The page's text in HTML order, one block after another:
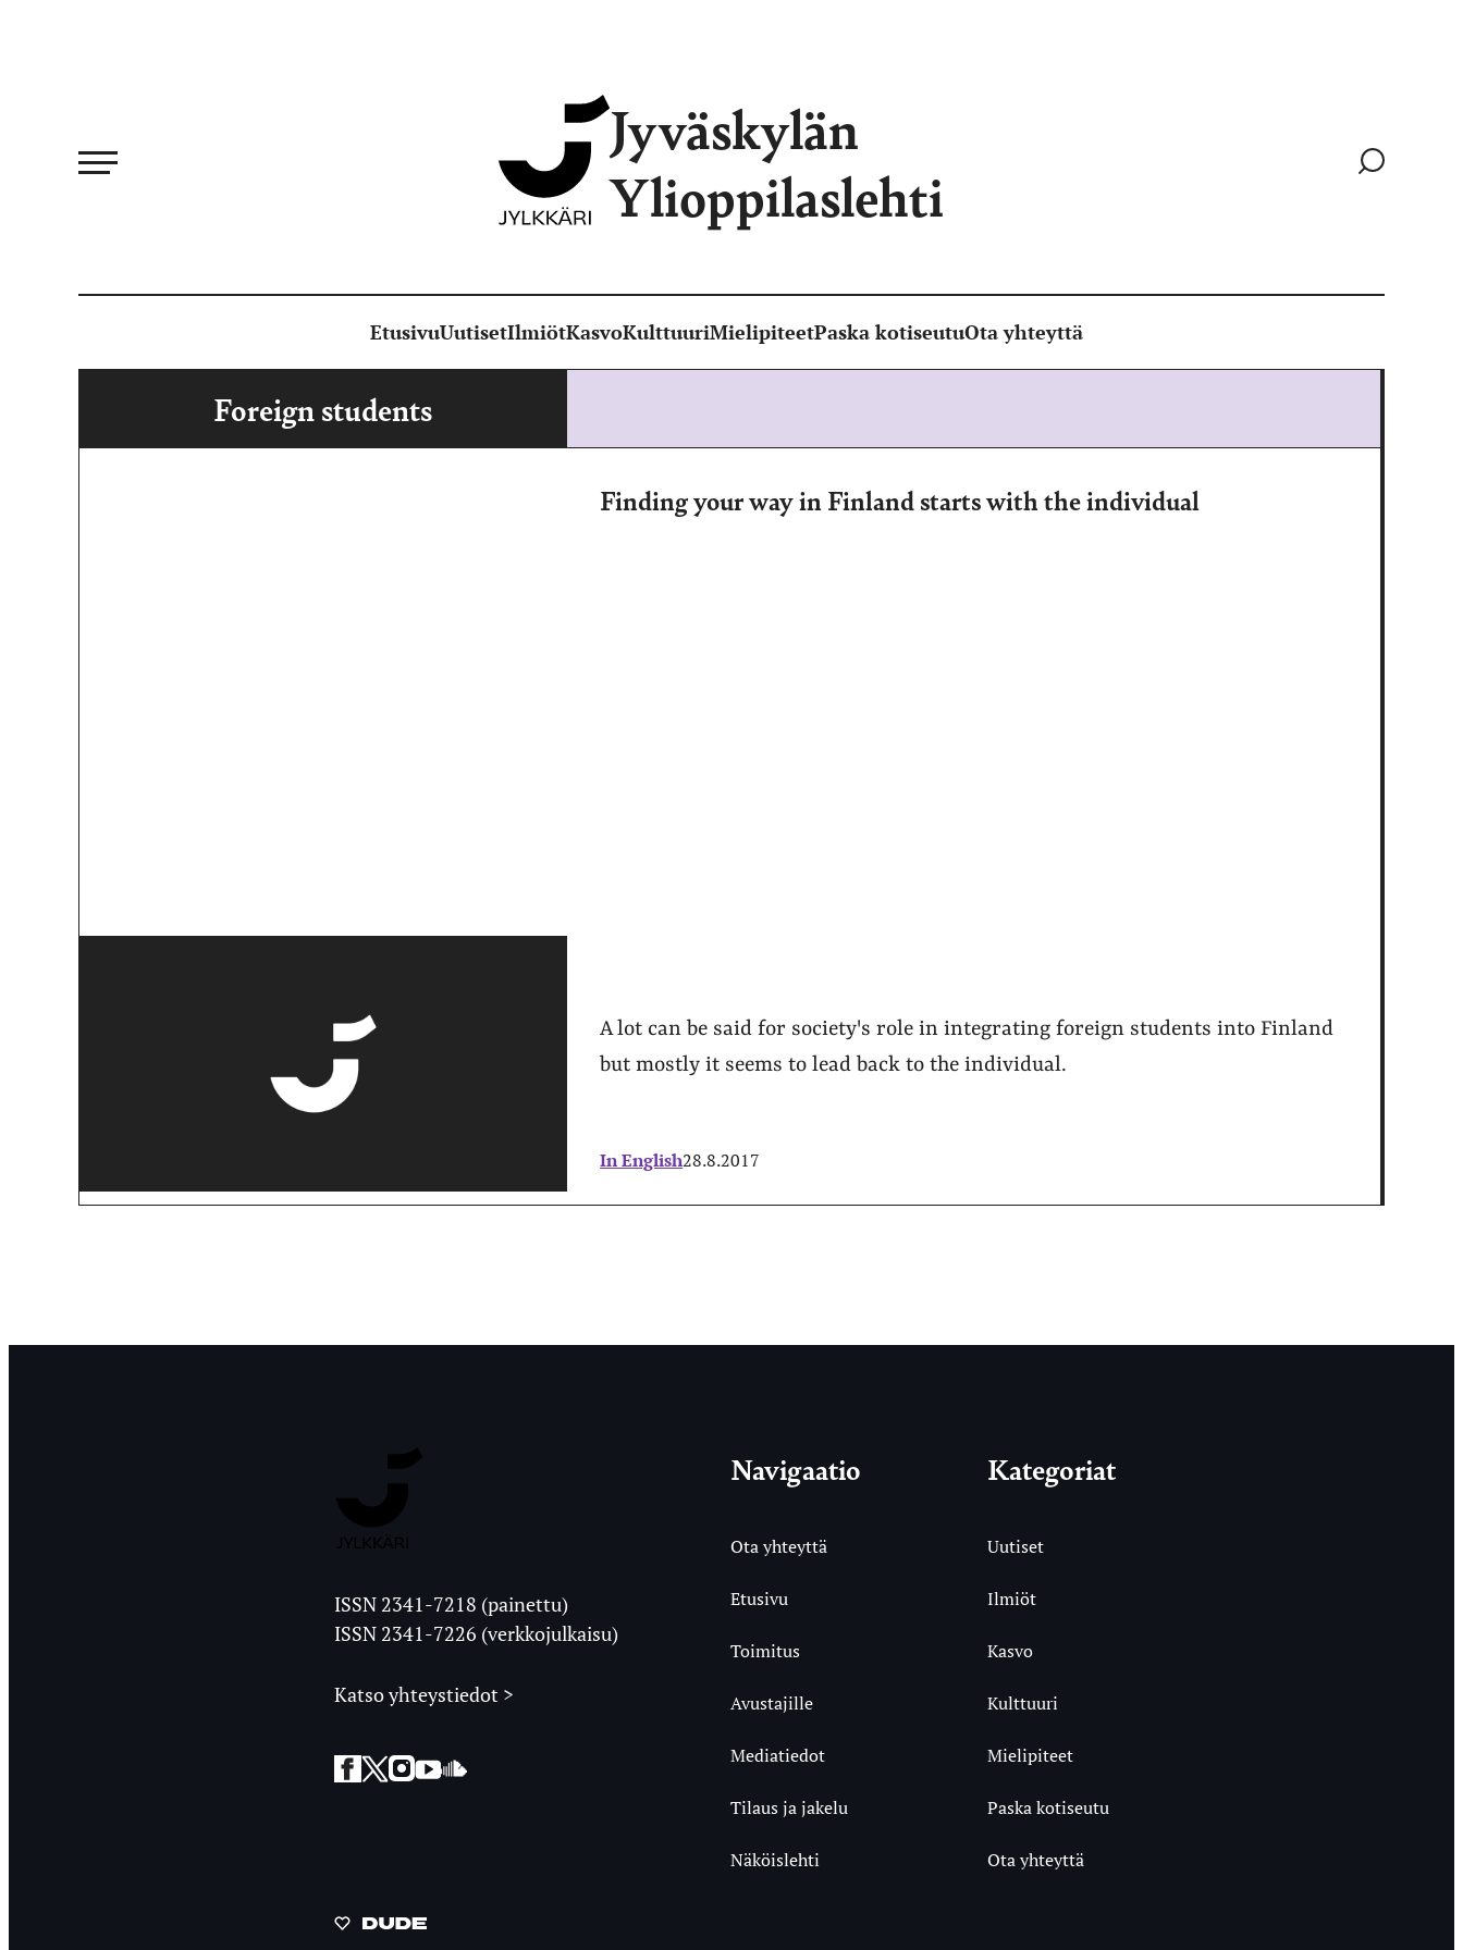
Jyväskylän
Ylioppilaslehti
Siirry
EtusivuUutisetIlmiötKasvoKulttuuriMielipiteetPaska kotiseutuOta yhteyttä
Foreign students
Finding your way in Finland starts with the individual
A lot can be said for society's role in integrating foreign students into Finland
but mostly it seems to lead back to the individual.
In English28.8.2017
Ylioppilaslehti
ISSN 2341-7218 (painettu)
ISSN 2341-7226 (verkkojulkaisu)
Katso yhteystiedot >
Facebook
Twitter
Instagram
YouTubeSoundCloud
Navigaatio
Ota yhteyttä
Etusivu
Toimitus
Avustajille
Mediatiedot
Tilaus ja jakelu
Näköislehti
Kategoriat
Uutiset
Ilmiöt
Kasvo
Kulttuuri
Mielipiteet
Paska kotiseutu
Ota yhteyttä